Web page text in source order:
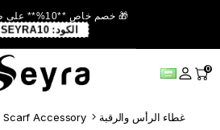
🎁 خصم خاص **10%** على طلبك الأول!
الكود: SEYRA10
0
مستلزمات Scarf Accessory غطاء الرأس والرقبة